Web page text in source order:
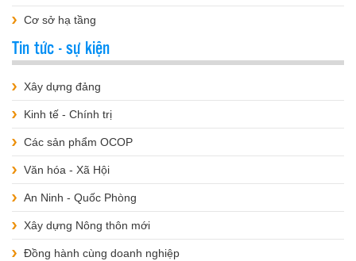
Cơ sở hạ tầng
Tin tức - sự kiện
Xây dựng đảng
Kinh tế - Chính trị
Các sản phẩm OCOP
Văn hóa - Xã Hội
An Ninh - Quốc Phòng
Xây dựng Nông thôn mới
Đồng hành cùng doanh nghiệp